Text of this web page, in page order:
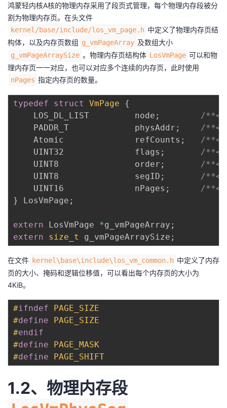
者
学
堂
藏
支
持
我
鸿蒙轻内核A核的物理内存采用了段页式管理，每个物理内存段被分
割为物理内存页。在头文件
kernel/base/include/los_vm_page.h 中定义了物理内存页结
构体，以及内存页数组 g_vmPageArray 及数组大小
g_vmPageArraySize 。物理内存页结构体 LosVmPage 可以和物
理内存页一一对应，也可以对应多个连续的内存页，此时使用
nPages 指定内存页的数量。
typedef struct VmPage
{
    LOS_DL_LIST         node
;
/**<
    PADDR_T             physAddr
;
/**<
    Atomic              refCounts
;
/**<
    UINT32              flags
;
/**<
    UINT8               order
;
/**<
    UINT8               segID
;
/**<
    UINT16              nPages
;
/**<
}
LosVmPage ;
extern LosVmPage *g_vmPageArray ;
extern
size_t g_vmPageArraySize ;
在文件 kernel\base\include\los_vm_common.h 中定义了内存
页的大小、掩码和逻辑位移值，可以看出每个内存页的大小为
4KiB。
#ifndef
PAGE_SIZE
#define PAGE_SIZE
#endif
#define PAGE_MASK
#define PAGE_SHIFT
1.2、物理内存段